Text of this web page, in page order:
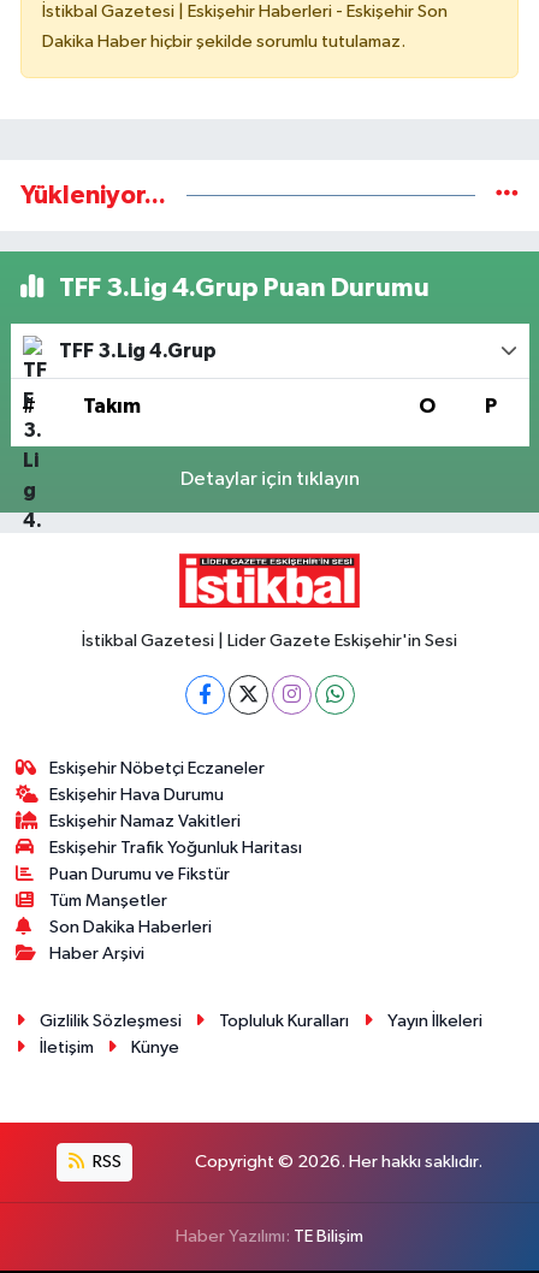
İstikbal Gazetesi | Eskişehir Haberleri - Eskişehir Son
Dakika Haber hiçbir şekilde sorumlu tutulamaz.
Yükleniyor...
TFF 3.Lig 4.Grup Puan Durumu
TFF 3.Lig 4.Grup
# Takım O P
Detaylar için tıklayın
İstikbal Gazetesi | Lider Gazete Eskişehir'in Sesi
Eskişehir Nöbetçi Eczaneler
Eskişehir Hava Durumu
Eskişehir Namaz Vakitleri
Eskişehir Trafik Yoğunluk Haritası
Puan Durumu ve Fikstür
Tüm Manşetler
Son Dakika Haberleri
Haber Arşivi
Gizlilik Sözleşmesi Topluluk Kuralları
Yayın İlkeleri
İletişim
Künye
RSS Copyright © 2026. Her hakkı saklıdır.
Haber Yazılımı: TE Bilişim